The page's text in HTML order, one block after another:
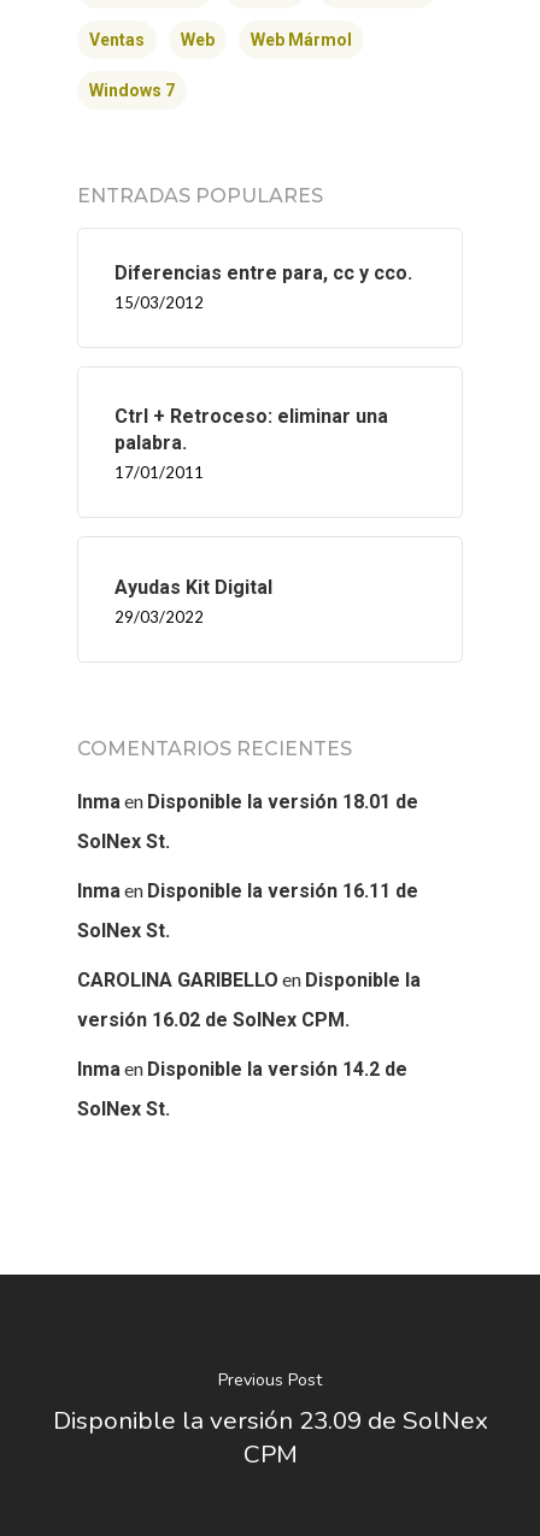
Ventas Web Web Mármol
Windows 7
ENTRADAS POPULARES
Diferencias entre para, cc y cco.
15/03/2012
Ctrl + Retroceso: eliminar una
palabra.
17/01/2011
Ayudas Kit Digital
29/03/2022
COMENTARIOS RECIENTES
Inmaen Disponible la versión 18.01 de
SolNex St.
Inmaen Disponible la versión 16.11 de
SolNex St.
CAROLINA GARIBELLO en Disponible la
versión 16.02 de SolNex CPM.
Inmaen Disponible la versión 14.2 de
SolNex St.
Previous Post
Disponible la versión 23.09 de SolNex
CPM